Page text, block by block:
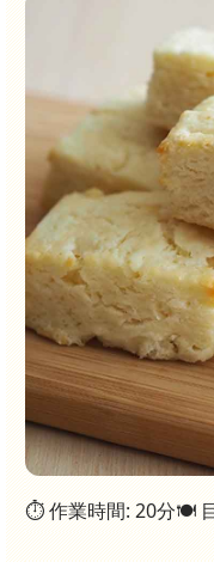
⏱ 作業時間: 20分🍽